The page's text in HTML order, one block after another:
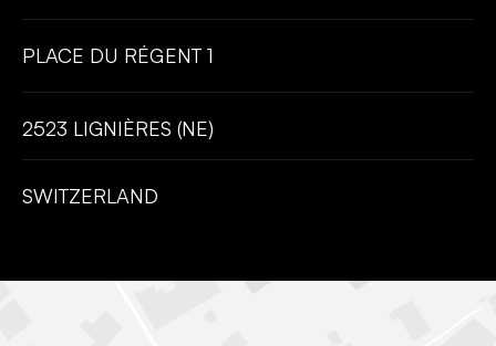
PLACE DU RÉGENT 1
2523 LIGNIÈRES (NE)
SWITZERLAND